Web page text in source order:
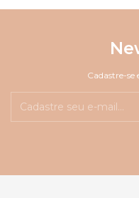
Cadastre-se